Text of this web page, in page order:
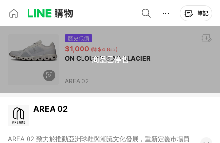
筆記
商品已停售
歷史低價
$1,000 (降$4,865)
ON CLOUD X 3 AD GLACIER
AREA 02
AREA 02
AREA 02 致力於推動亞洲球鞋與潮流文化發展，重新定義市場買